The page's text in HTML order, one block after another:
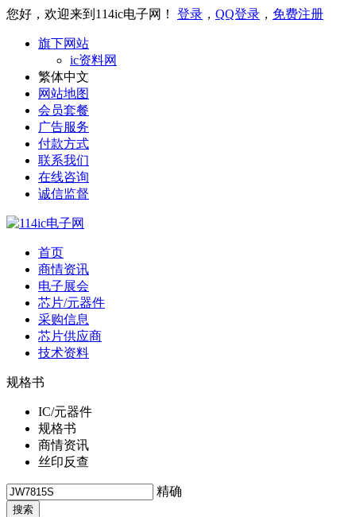
您好，欢迎来到114ic电子网！ 登录 ， QQ登录 ， 免费注册
旗下网站
ic资料网
繁体中文
网站地图
会员套餐
广告服务
付款方式
联系我们
在线咨询
诚信监督
首页
商情资讯
电子展会
芯片/元器件
采购信息
芯片供应商
技术资料
规格书
IC/元器件
规格书
商情资讯
丝印反查
精确